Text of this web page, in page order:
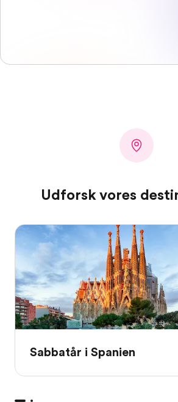
Udforsk vores
Sabbatår i Spanien